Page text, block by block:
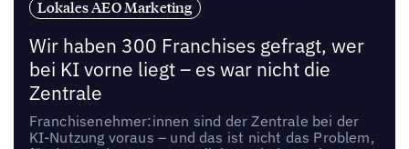
Lokales AEO Marketing
Wir haben 300 Franchises gefragt, wer
bei KI vorne liegt – es war nicht die
Zentrale
Franchisenehmer:innen sind der Zentrale bei der
KI-Nutzung voraus – und das ist nicht das Problem,